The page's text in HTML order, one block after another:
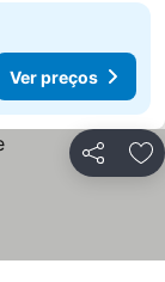
Ver preços
Partilhar